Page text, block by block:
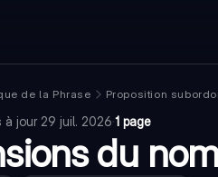
de la Phrase
Proposition
à jour 29 juil. 2026·1 page
du